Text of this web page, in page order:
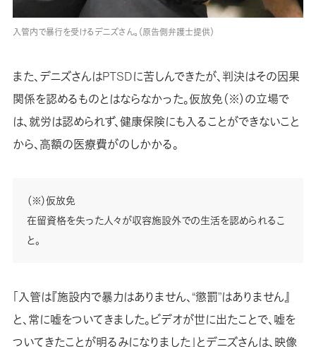
入管内で暴行を受けるデニズさん。（原告側弁護士提供）
また、デニズさんはPTSDに苦しんできたが、判決はその因果
関係を認めるものとはならなかった。仮放免（※）の立場で
は、就労は認められず、健康保険にも入ることができないこと
から、高額の医療費がのしかかる。
（※）仮放免
在留資格を失った人々が収容施設外での生活を認められるこ
と。
「入管は『施設内で暴力はありません、“懲罰”はありません』
と、常に嘘をついてきました。ビデオが世に出たことで、嘘を
ついてきたことが明るみになりました」とデニズさんは、映像